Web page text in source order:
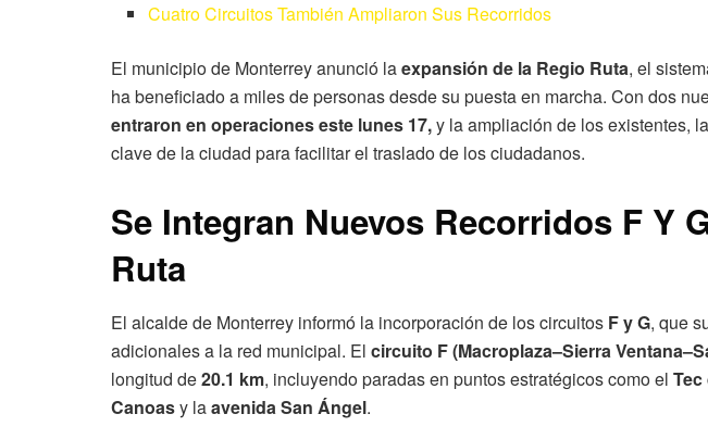
Cuatro Circuitos También Ampliaron Sus Recorridos
El municipio de Monterrey anunció laexpansión de la Regio Ruta, el
ha beneficiado a miles de personas desde su puesta en marcha. Con dos
entraron en operaciones este lunes 17,y la ampliación de los existentes,
clave de la ciudad para facilitar el traslado de los ciudadanos.
Se Integran Nuevos Recorridos F Y
Ruta
El alcalde de Monterrey informó la incorporación de los circuitos F y G, que
adicionales a la red municipal. El circuito F (Macroplaza–Sierra
longitud de20.1 km, incluyendo paradas en puntos estratégicos como el
Canoasy laavenida San Ángel.